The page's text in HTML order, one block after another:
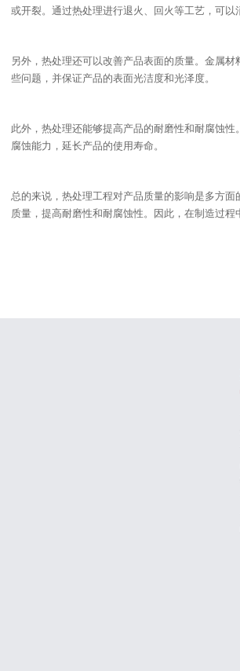
或开裂。通过热处理进行退火、回火等工艺，可以
另外，热处理还可以改善产品表面的质量。金属
些问题，并保证产品的表面光洁度和光泽度。
此外，热处理还能够提高产品的耐磨性和耐腐蚀
腐蚀能力，延长产品的使用寿命。
总的来说，热处理工程对产品质量的影响是多方
质量，提高耐磨性和耐腐蚀性。因此，在制造过